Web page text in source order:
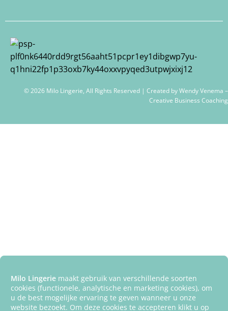
Milo Lingerie maakt gebruik van verschillende soorten
cookies (functionele, analytische en marketing cookies), om
u de best mogelijke ervaring te geven wanneer u onze
website bezoekt. Om deze cookies te accepteren klikt u op
© 2026 Milo Lingerie, All Rights Reserved | Created byWendy Venema –
Creative Business Coaching